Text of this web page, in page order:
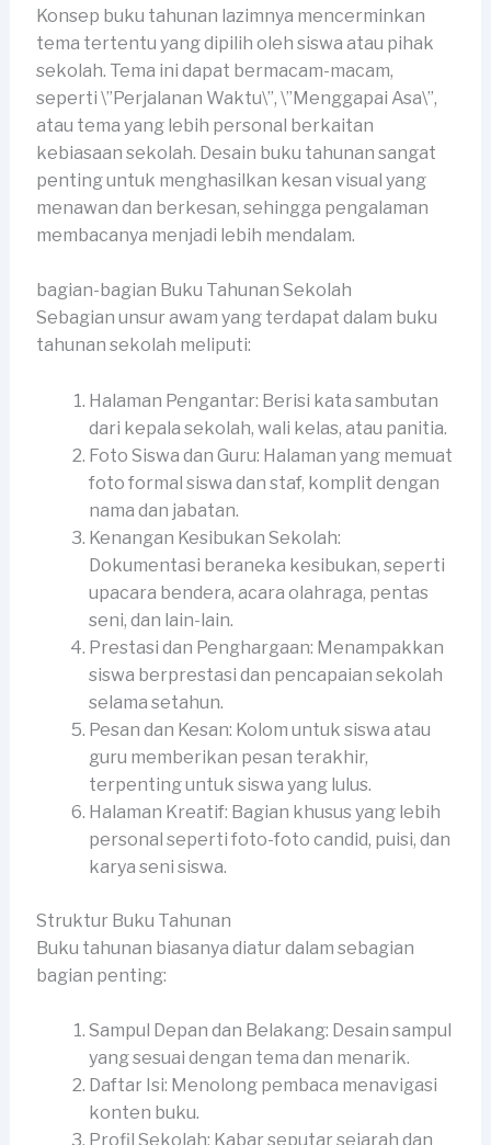
Konsep buku tahunan lazimnya mencerminkan
tema tertentu yang dipilih oleh siswa atau pihak
sekolah. Tema ini dapat bermacam-macam,
seperti \”Perjalanan Waktu\”, \”Menggapai Asa\”,
atau tema yang lebih personal berkaitan
kebiasaan sekolah. Desain buku tahunan sangat
penting untuk menghasilkan kesan visual yang
menawan dan berkesan, sehingga pengalaman
membacanya menjadi lebih mendalam.
bagian-bagian Buku Tahunan Sekolah
Sebagian unsur awam yang terdapat dalam buku
tahunan sekolah meliputi:
Halaman Pengantar: Berisi kata sambutan
dari kepala sekolah, wali kelas, atau panitia.
Foto Siswa dan Guru: Halaman yang memuat
foto formal siswa dan staf, komplit dengan
nama dan jabatan.
Kenangan Kesibukan Sekolah:
Dokumentasi beraneka kesibukan, seperti
upacara bendera, acara olahraga, pentas
seni, dan lain-lain.
Prestasi dan Penghargaan: Menampakkan
siswa berprestasi dan pencapaian sekolah
selama setahun.
Pesan dan Kesan: Kolom untuk siswa atau
guru memberikan pesan terakhir,
terpenting untuk siswa yang lulus.
Halaman Kreatif: Bagian khusus yang lebih
personal seperti foto-foto candid, puisi, dan
karya seni siswa.
Struktur Buku Tahunan
Buku tahunan biasanya diatur dalam sebagian
bagian penting:
Sampul Depan dan Belakang: Desain sampul
yang sesuai dengan tema dan menarik.
Daftar Isi: Menolong pembaca menavigasi
konten buku.
Profil Sekolah: Kabar seputar sejarah dan